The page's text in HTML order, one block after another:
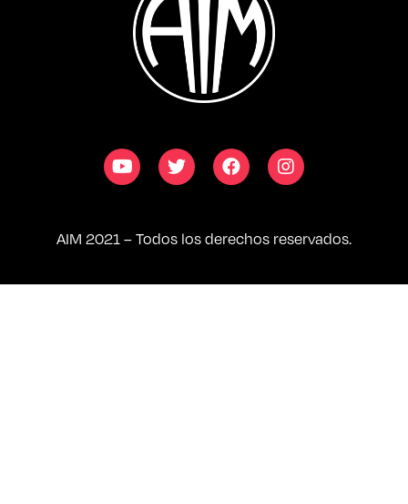
AIM 2021 – Todos los derechos reservados.